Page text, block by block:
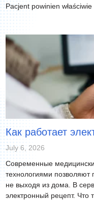
Pacjent powinien
Как работает
July 6, 2026
Современные
технологиями позволяют
не выходя из дома. В
электронный рецепт. Что